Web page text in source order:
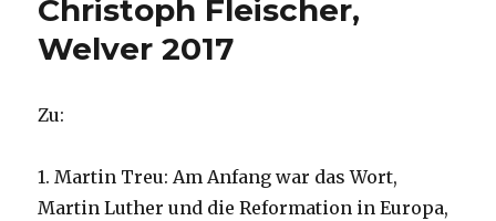
Christoph Fleischer,
Welver 2017
Zu:
1. Martin Treu: Am Anfang war das Wort,
Martin Luther und die Reformation in Europa,